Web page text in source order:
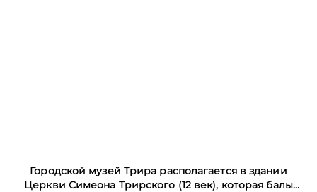
Городской музей Трира располагается в здании
Церкви Симеона Трирского (12 век), которая балы